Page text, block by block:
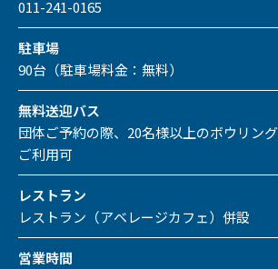
011-241-0165
駐車場
90台（駐車場料金：無料）
無料送迎バス
団体ご予約の際、20名様以上のボウリン
ご利用可
レストラン
レストラン（アベレージカフェ）併設
営業時間